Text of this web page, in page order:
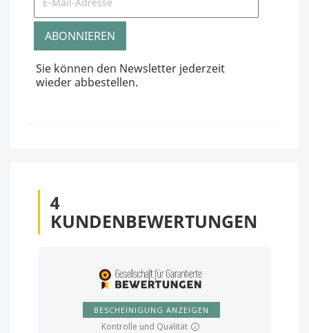
Sie können den Newsletter jederzeit
wieder abbestellen.
4
KUNDENBEWERTUNGEN
BESCHEINIGUNG ANZEIGEN
Kontrolle und Qualität